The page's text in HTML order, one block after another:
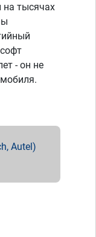
на тысячах
- он не
Autel)